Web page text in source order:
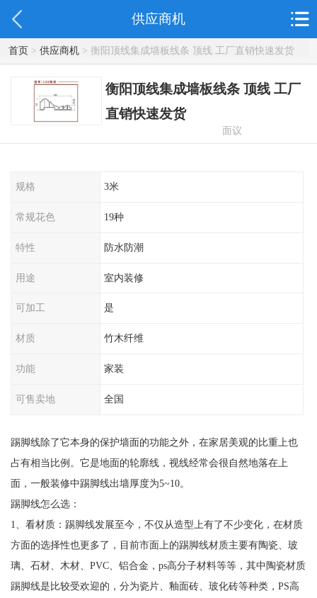
供应商机
首页> 供应商机> 衡阳顶线集成墙板线条 顶线 工厂直销快速发货
衡阳顶线集成墙板线条 顶线 工厂
直销快速发货
面议
规格 3米
常规花色 19种
特性 防水防潮
用途 室内装修
可加工 是
材质 竹木纤维
功能 家装
可售卖地 全国
踢脚线除了它本身的保护墙面的功能之外，在家居美观的比重上也
占有相当比例。它是地面的轮廓线，视线经常会很自然地落在上
面，一般装修中踢脚线出墙厚度为5~10。
踢脚线怎么选：
1、看材质：踢脚线发展至今，不仅从造型上有了不少变化，在材质
方面的选择性也更多了，目前市面上的踢脚线材质主要有陶瓷、玻
璃、石材、木材、PVC、铝合金，ps高分子材料等等，其中陶瓷材质
踢脚线是比较受欢迎的，分为瓷片、釉面砖、玻化砖等种类，PS高